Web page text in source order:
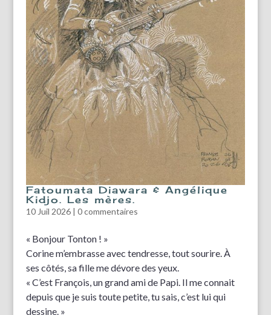
Fatoumata Diawara & Angélique
Kidjo. Les mères.
10 Juil 2026| 0 commentaires
« Bonjour Tonton ! »
Corine m’embrasse avec tendresse, tout sourire. À
ses côtés, sa fille me dévore des yeux.
« C’est François, un grand ami de Papi. Il me connait
depuis que je suis toute petite, tu sais, c’est lui qui
dessine. »